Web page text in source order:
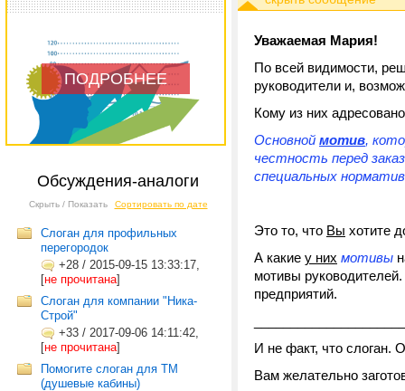
ПОДРОБНЕЕ
Обсуждения-аналоги
Скрыть / Показать Сортировать по дате
Слоган для профильных
перегородок
+28 / 2015-09-15 13:33:17,
[не прочитана]
Слоган для компании "Ника-
Строй"
+33 / 2017-09-06 14:11:42,
[не прочитана]
Помогите слоган для ТМ
(душевые кабины)
Уважаемая Мария!
По всей видимости,
руководители и,
Кому из них
Основной мотив,
честность перед
специальных
Это то, что Вы хотите
А какие у них мотивы
мотивы
предприятий.
И не факт, что слоган.
Вам желательно